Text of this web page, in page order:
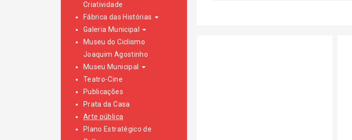
Criatividade
Fábrica das Histórias
Galeria Municipal
Museu do Ciclismo
Joaquim Agostinho
Museu Municipal
Teatro-Cine
Publicações
Prata da Casa
Arte pública
Plano Estratégico de